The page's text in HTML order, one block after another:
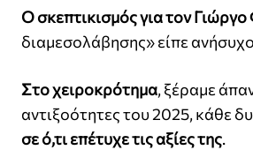
Ο σκεπτικισμός για τον
διαμεσολάβησης» είπε
Στο χειροκρότημα, ξέραμε
αντιξοότητες του 2025, κάθε
σε ό,τι επέτυχε τις αξίες της.